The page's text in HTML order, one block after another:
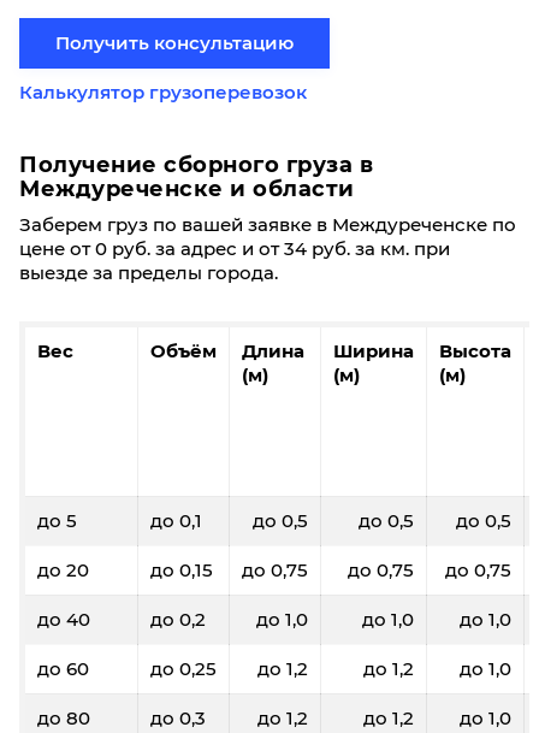
Получить консультацию
Калькулятор грузоперевозок
Получение сборного груза в
Междуреченске и области
Заберем груз по вашей заявке в Междуреченске по
цене от 0 руб. за адрес и от 34 руб. за км. при
выезде за пределы города.
Вес Объём
Длина
(м)
Ширина
(м)
Высота
(м)
до 5 до 0,1 до 0,5 до 0,5 до 0,5
до 20 до 0,15 до 0,75 до 0,75 до 0,75
до 40 до 0,2 до 1,0 до 1,0 до 1,0
до 60 до 0,25 до 1,2 до 1,2 до 1,0
до 80 до 0,3 до 1,2 до 1,2 до 1,0